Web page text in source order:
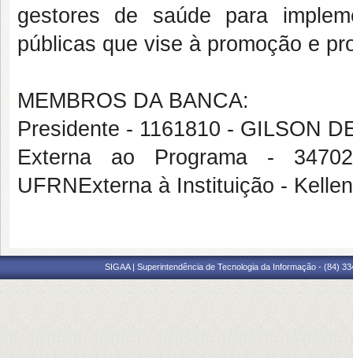
gestores de saúde para
públicas que vise à promoção e
MEMBROS DA BANCA:
Presidente - 1161810 - GILSON
Externa ao Programa -
UFRNExterna à Instituição -
SIGAA | Superintendência de Tecnologia da Informação - (84)